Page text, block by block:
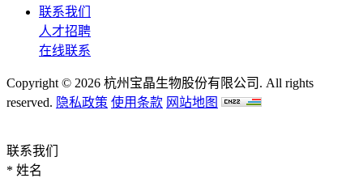
联系我们
人才招聘
在线联系
Copyright © 2026 杭州宝晶生物股份有限公司. All rights
reserved. 隐私政策 使用条款 网站地图
联系我们
* 姓名